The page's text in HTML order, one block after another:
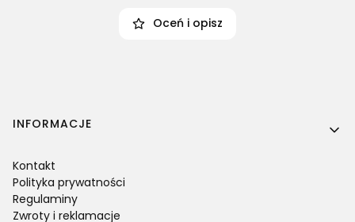
Oceń i opisz
Linki w stopce
INFORMACJE
Kontakt
Polityka prywatności
Regulaminy
Zwroty i reklamacje